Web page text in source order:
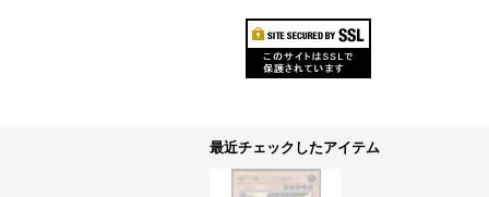
最近チェックしたアイテム